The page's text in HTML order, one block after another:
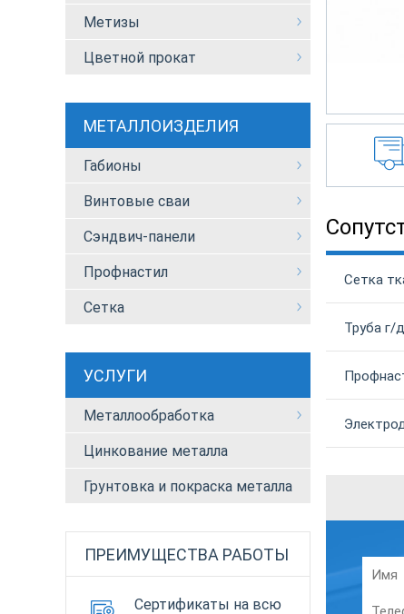
Метизы
Цветной прокат
МЕТАЛЛОИЗДЕЛИЯ
Габионы
Винтовые сваи
Сэндвич-панели
Профнастил
Сетка
УСЛУГИ
Металлообработка
Цинкование металла
Грунтовка и покраска металла
ПРЕИМУЩЕСТВА РАБОТЫ
Сертификаты на всю
Сетка
Труба г/